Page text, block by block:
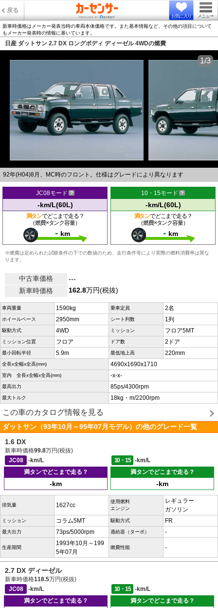
戻る
お気に入り メニュー
新車時価格はメーカー発表当時の車両本体価格です。また基本情報など、その他の項目について
もメーカー発表時の情報に基いています。
日産 ダットサン 2.7 DX ロングボディ ディーゼル 4WDの燃費
92年(H04)8月、MC時のフロント。仕様はグレードにより異なります
1/3
JC08モード
-km/L(60L)
満タンでどこまで走る？
（燃費×タンク容量）
- km
10・15モード
-km/L(60L)
満タンでどこまで走る？
（燃費×タンク容量）
- km
※燃費は定められた試験条件の下での数値のため、走行条件等により実際の燃料消費率は異な
ります。
中古車価格
---
新車時価格
162.8万円(税抜)
車両重量 1590kg 乗車定員 2名
ホイールベース 2950mm シート列数 1列
駆動方式 4WD ミッション フロア5MT
ミッション位置 フロア ドア数 2ドア
最小回転半径 5.9m 最低地上高 220mm
全長x全幅x全高(mm) 4690x1690x1710
室内 全長x全幅x全高(mm) -x-x-
最高出力 85ps/4300rpm
最大トルク 18kg・m/2200rpm
この車のカタログ情報を見る
ダットサン（93年10月～95年07月モデル）の他のグレード一覧
1.6 DX
新車時価格99.8万円(税抜)
JC08
-km/L 10・15
-km/L
満タンでどこまで走る？
-km
満タンでどこまで走る？
-km
排気量 1627cc
使用燃料
エンジン
レギュラー
ガソリン
ミッション コラム5MT 駆動方式 FR
最大出力 73ps/5000rpm 過給器（ターボ） -
生産期間
1993年10月～199
5年07月
燃費性能 -
2.7 DX ディーゼル
新車時価格118.5万円(税抜)
JC08
-km/L 10・15
-km/L
満タンでどこまで走る？
満タンでどこまで走る？